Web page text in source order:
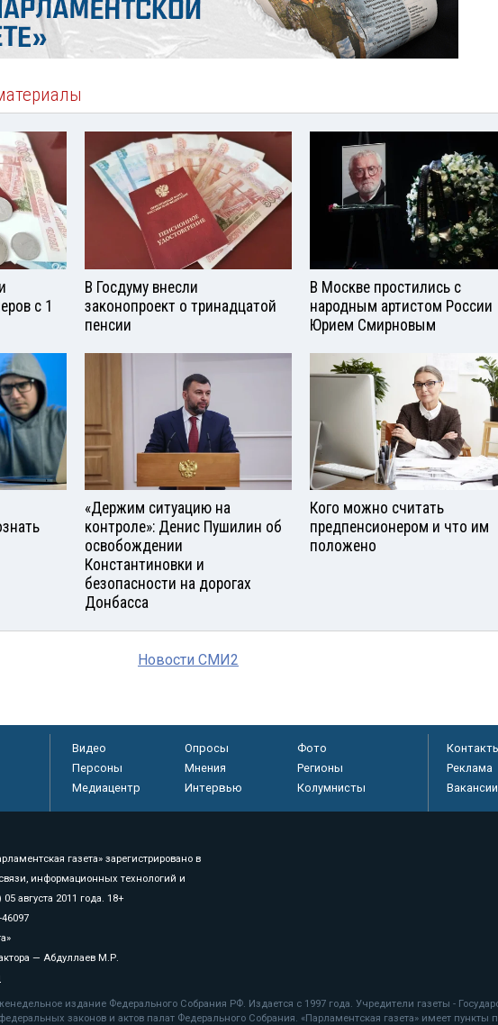
с 1
В Госдуму внесли
законопроект о тринадцатой
пенсии
В Москве простились с
народным артистом России
Юрием Смирновым
«Держим ситуацию на
контроле»: Денис Пушилин об
освобождении
Константиновки и
безопасности на дорогах
Донбасса
Кого можно считать
предпенсионером и что им
положено
Новости СМИ2
Видео Опросы
Фото
Персоны
Мнения
Регионы
Медиацентр
Интервью Колумнисты
Реклама
Вакансии
газета» зарегистрировано в
информационных технологий и
августа 2011 года. 18+
— Абдуллаев М.Р.
издание Федерального Собрания РФ. Издается с 1997 года. Учредители газеты -
законов и актов палат Федерального Собрания. «Парламентская газета» имеет пункты